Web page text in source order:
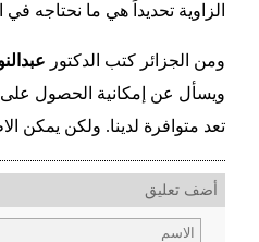
الزاوية تحديداً هي ما نحتاجه
ومن الجزائر كتب الدكتور
ويسأل عن إمكانية الحصول على
تعد متوافرة لدينا. ولكن يمكن
أضف تعليق